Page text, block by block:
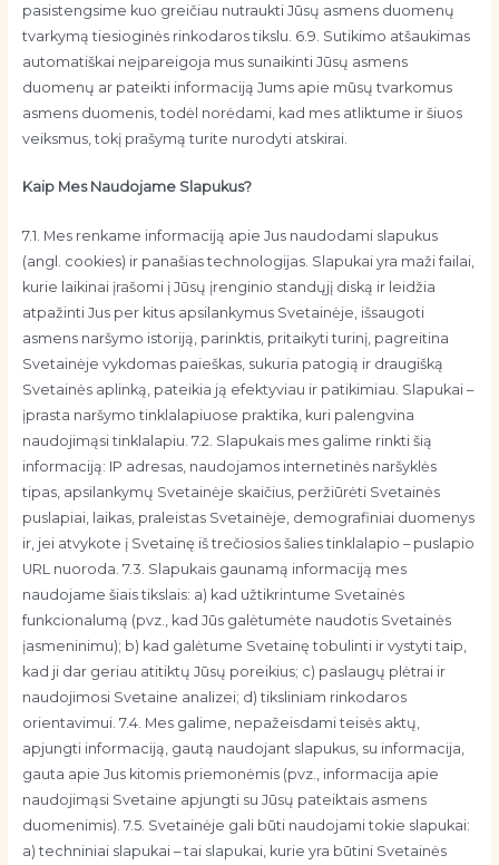
pasistengsime kuo greičiau nutraukti Jūsų asmens duomenų
tvarkymą tiesioginės rinkodaros tikslu. 6.9. Sutikimo atšaukimas
automatiškai neįpareigoja mus sunaikinti Jūsų asmens
duomenų ar pateikti informaciją Jums apie mūsų tvarkomus
asmens duomenis, todėl norėdami, kad mes atliktume ir šiuos
veiksmus, tokį prašymą turite nurodyti atskirai.
Kaip Mes Naudojame Slapukus?
7.1. Mes renkame informaciją apie Jus naudodami slapukus
(angl. cookies) ir panašias technologijas. Slapukai yra maži failai,
kurie laikinai įrašomi į Jūsų įrenginio standųjį diską ir leidžia
atpažinti Jus per kitus apsilankymus Svetainėje, išsaugoti
asmens naršymo istoriją, parinktis, pritaikyti turinį, pagreitina
Svetainėje vykdomas paieškas, sukuria patogią ir draugišką
Svetainės aplinką, pateikia ją efektyviau ir patikimiau. Slapukai –
įprasta naršymo tinklalapiuose praktika, kuri palengvina
naudojimąsi tinklalapiu. 7.2. Slapukais mes galime rinkti šią
informaciją: IP adresas, naudojamos internetinės naršyklės
tipas, apsilankymų Svetainėje skaičius, peržiūrėti Svetainės
puslapiai, laikas, praleistas Svetainėje, demografiniai duomenys
ir, jei atvykote į Svetainę iš trečiosios šalies tinklalapio – puslapio
URL nuoroda. 7.3. Slapukais gaunamą informaciją mes
naudojame šiais tikslais: a) kad užtikrintume Svetainės
funkcionalumą (pvz., kad Jūs galėtumėte naudotis Svetainės
įasmeninimu); b) kad galėtume Svetainę tobulinti ir vystyti taip,
kad ji dar geriau atitiktų Jūsų poreikius; c) paslaugų plėtrai ir
naudojimosi Svetaine analizei; d) tiksliniam rinkodaros
orientavimui. 7.4. Mes galime, nepažeisdami teisės aktų,
apjungti informaciją, gautą naudojant slapukus, su informacija,
gauta apie Jus kitomis priemonėmis (pvz., informacija apie
naudojimąsi Svetaine apjungti su Jūsų pateiktais asmens
duomenimis). 7.5. Svetainėje gali būti naudojami tokie slapukai:
a) techniniai slapukai – tai slapukai, kurie yra būtini Svetainės